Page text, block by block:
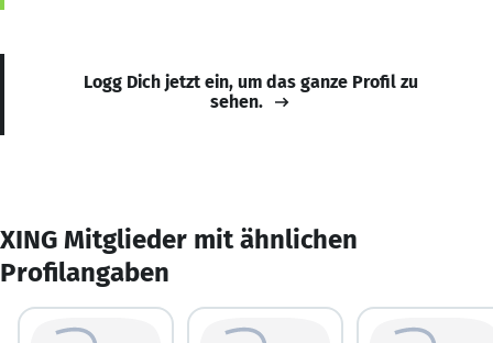
Logg Dich jetzt ein, um das ganze Profil zu
sehen.
XING Mitglieder mit ähnlichen
Profilangaben